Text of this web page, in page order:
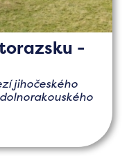
-
jihočeského